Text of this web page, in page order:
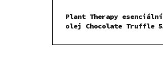
Plant Therapy esenciální
olej Chocolate Truffle 5